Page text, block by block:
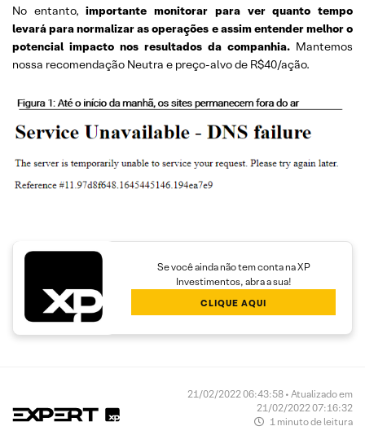
No entanto,importante monitorar para ver quanto tempo
levará para normalizar as operações e assim entender melhor o
potencial impacto nos resultados da companhia. Mantemos
nossa recomendação Neutra e preço-alvo de R$40/ação.
Se você ainda não tem conta na XP
Investimentos, abra a sua!
CLIQUE AQUI
21/02/2022 06:43:58 • Atualizado em
21/02/2022 07:16:32
1 minuto de leitura